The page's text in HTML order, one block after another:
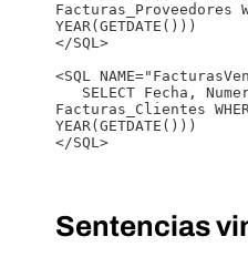
Facturas_Proveedores
YEAR(GETDATE()))
</SQL>
<SQL
Facturas_Clientes
YEAR(GETDATE()))
</SQL>
Sentencias